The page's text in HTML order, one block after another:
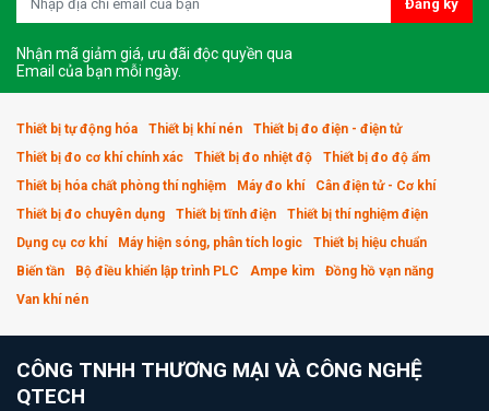
Đăng ký
Nhận mã giảm giá, ưu đãi độc quyền qua
Email của bạn mỗi ngày.
Thiết bị tự động hóa Thiết bị khí nén
Thiết bị đo điện - điện tử
Thiết bị đo cơ khí chính xác
Thiết bị đo nhiệt độ
Thiết bị đo độ ẩm
Thiết bị hóa chất phòng thí nghiệm
Máy đo khí
Cân điện tử - Cơ khí
Thiết bị đo chuyên dụng
Thiết bị tĩnh điện
Thiết bị thí nghiệm điện
Dụng cụ cơ khí
Máy hiện sóng, phân tích logic
Thiết bị hiệu chuẩn
Biến tần
Bộ điều khiển lập trình PLC Ampe kìm
Đồng hồ vạn năng
Van khí nén
CÔNG TNHH THƯƠNG MẠI VÀ CÔNG NGHỆ
QTECH